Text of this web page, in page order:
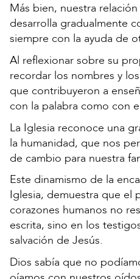
Más bien, nuestra
desarrolla gradualmente
siempre con la ayuda de
Al reflexionar sobre su
recordar los nombres y
que contribuyeron a
con la palabra como con
La Iglesia reconoce una
la humanidad, que nos
de cambio para nuestra
Este dinamismo de la
Iglesia, demuestra que el
corazones humanos no
escrita, sino en los
salvación de Jesús.
Dios sabía que no